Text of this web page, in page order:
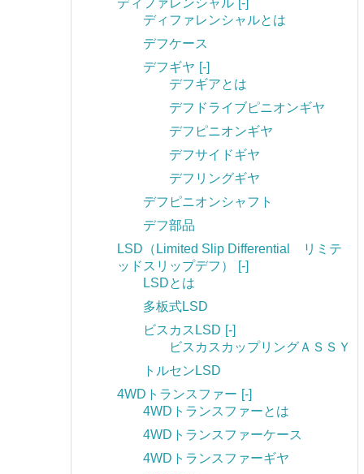
ディファレンシャル [-]
ディファレンシャルとは
デフケース
デフギヤ [-]
デフギアとは
デフドライブピニオンギヤ
デフピニオンギヤ
デフサイドギヤ
デフリングギヤ
デフピニオンシャフト
デフ部品
LSD（Limited Slip Differential リミテ
ッドスリップデフ）
[-]
LSDとは
多板式LSD
ビスカスLSD [-]
ビスカスカップリングＡＳＳＹ
トルセンLSD
4WDトランスファー [-]
4WDトランスファーとは
4WDトランスファーケース
4WDトランスファーギヤ